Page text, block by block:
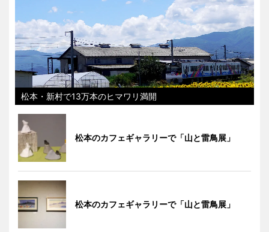
松本・新村で13万本のヒマワリ満開
松本のカフェギャラリーで「山と雷鳥展」
松本のカフェギャラリーで「山と雷鳥展」